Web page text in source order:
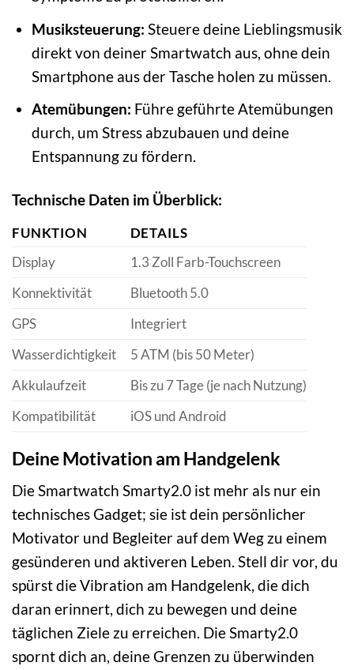
Musiksteuerung: Steuere deine Lieblingsmusik
direkt von deiner Smartwatch aus, ohne dein
Smartphone aus der Tasche holen zu müssen.
Atemübungen: Führe geführte Atemübungen
durch, um Stress abzubauen und deine
Entspannung zu fördern.
Technische Daten im Überblick:
FUNKTION
DETAILS
Display
1.3 Zoll Farb-Touchscreen
Konnektivität
Bluetooth 5.0
GPS
Integriert
Wasserdichtigkeit
5 ATM (bis 50 Meter)
Akkulaufzeit
Bis zu 7 Tage (je nach Nutzung)
Kompatibilität
iOS und Android
Deine Motivation am Handgelenk
Die Smartwatch Smarty2.0 ist mehr als nur ein
technisches Gadget; sie ist dein persönlicher
Motivator und Begleiter auf dem Weg zu einem
gesünderen und aktiveren Leben. Stell dir vor, du
spürst die Vibration am Handgelenk, die dich
daran erinnert, dich zu bewegen und deine
täglichen Ziele zu erreichen. Die Smarty2.0
spornt dich an, deine Grenzen zu überwinden